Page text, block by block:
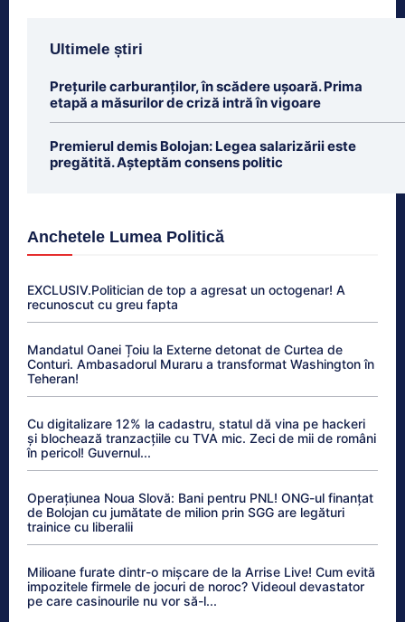
Ultimele știri
Prețurile carburanților, în scădere ușoară. Prima
etapă a măsurilor de criză intră în vigoare
Premierul demis Bolojan: Legea salarizării este
pregătită. Așteptăm consens politic
Anchetele Lumea Politică
EXCLUSIV.Politician de top a agresat un octogenar! A
recunoscut cu greu fapta
Mandatul Oanei Țoiu la Externe detonat de Curtea de
Conturi. Ambasadorul Muraru a transformat Washington în
Teheran!
Cu digitalizare 12% la cadastru, statul dă vina pe hackeri
și blochează tranzacțiile cu TVA mic. Zeci de mii de români
în pericol! Guvernul...
Operațiunea Noua Slovă: Bani pentru PNL! ONG-ul finanțat
de Bolojan cu jumătate de milion prin SGG are legături
trainice cu liberalii
Milioane furate dintr-o mișcare de la Arrise Live! Cum evită
impozitele firmele de jocuri de noroc? Videoul devastator
pe care casinourile nu vor să-l...